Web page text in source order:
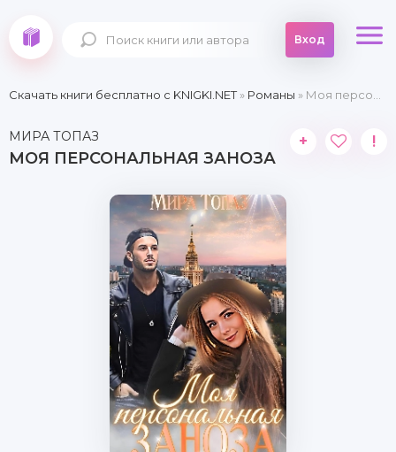
Вход
Скачать книги бесплатно c KNIGKI.NET» Романы » Моя персональная заноза
МИРА ТОПАЗ
МОЯ ПЕРСОНАЛЬНАЯ ЗАНОЗА
+ !